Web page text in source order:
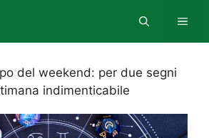
del weekend: per due segni
indimenticabile